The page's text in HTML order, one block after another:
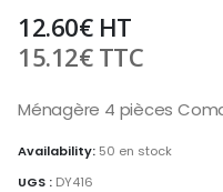
12.60€HT
15.12€TTC
Ménagère 4 pièces
Availability: 50 en stock
UGS : DY416